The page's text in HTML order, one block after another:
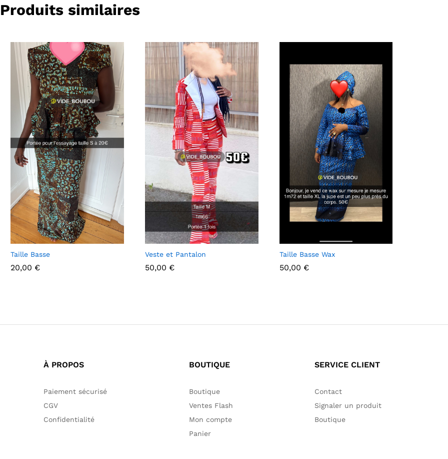
Produits similaires
Taille Basse
20,00 €
Veste et Pantalon
50,00 €
Taille Basse Wax
50,00 €
À PROPOS
Paiement sécurisé
CGV
Confidentialité
BOUTIQUE
Boutique
Ventes Flash
Mon compte
Panier
SERVICE CLIENT
Contact
Signaler un produit
Boutique